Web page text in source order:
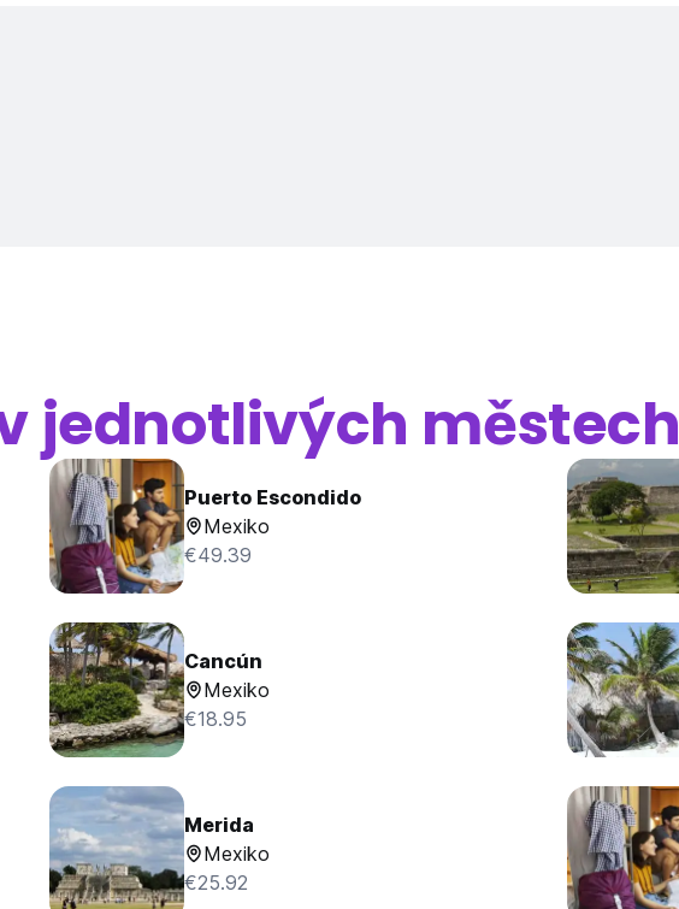
jednotlivých městech
Puerto Escondido
Mexiko
€49.39
Cancún
Mexiko
€18.95
Merida
Mexiko
€25.92